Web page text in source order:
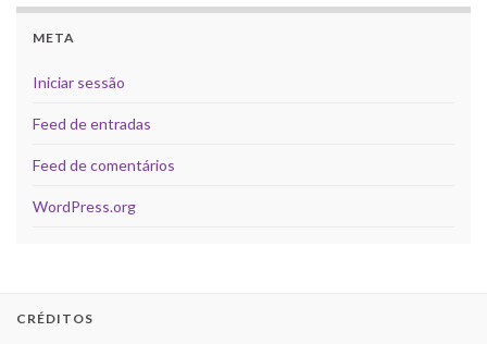
META
Iniciar sessão
Feed de entradas
Feed de comentários
WordPress.org
CRÉDITOS